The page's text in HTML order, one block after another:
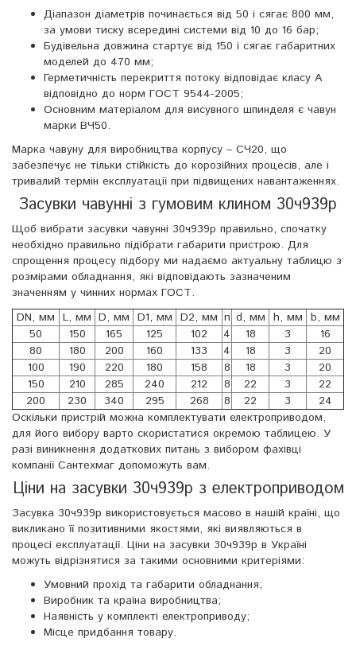
Діапазон діаметрів починається від 50 і сягає 800 мм,
за умови тиску всередині системи від 10 до 16 бар;
Будівельна довжина стартує від 150 і сягає габаритних
моделей до 470 мм;
Герметичність перекриття потоку відповідає класу А
відповідно до норм ГОСТ 9544-2005;
Основним матеріалом для висувного шпинделя є чавун
марки ВЧ50.
Марка чавуну для виробництва корпусу – СЧ20, що
забезпечує не тільки стійкість до корозійних процесів, але і
тривалий термін експлуатації при підвищених навантаженнях.
Засувки чавунні з гумовим клином 30ч939р
Щоб вибрати засувки чавунні 30ч939р правильно, спочатку
необхідно правильно підібрати габарити пристрою. Для
спрощення процесу підбору ми надаємо актуальну таблицю з
розмірами обладнання, які відповідають зазначеним
значенням у чинних нормах ГОСТ.
DN, мм L, мм D, мм D1, мм D2, мм n d, мм h, мм b, мм
50
150 165 125 102 4 18 3
16
80
180 200 160 133 4 18 3
20
100
190 220 180 158 8 18 3
20
150
210 285 240 212 8 22 3
22
200
230 340 295 268 8 22 3
24
Оскільки пристрій можна комплектувати електроприводом,
для його вибору варто скористатися окремою таблицею. У
разі виникнення додаткових питань з вибором фахівці
компанії Сантехмаг допоможуть вам.
Ціни на засувки 30ч939р з електроприводом
Засувка 30ч939р використовується масово в нашій країні, що
викликано її позитивними якостями, які виявляються в
процесі експлуатації. Ціни на засувки 30ч939р в Україні
можуть відрізнятися за такими основними критеріями:
Умовний прохід та габарити обладнання;
Виробник та країна виробництва;
Наявність у комплекті електроприводу;
Місце придбання товару.